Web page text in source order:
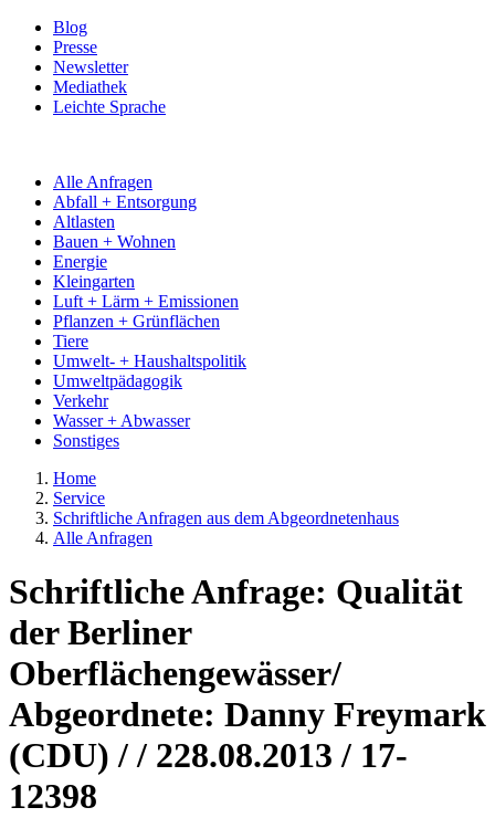
Blog
Presse
Newsletter
Mediathek
Leichte Sprache
Alle Anfragen
Abfall + Entsorgung
Altlasten
Bauen + Wohnen
Energie
Kleingarten
Luft + Lärm + Emissionen
Pflanzen + Grünflächen
Tiere
Umwelt- + Haushaltspolitik
Umweltpädagogik
Verkehr
Wasser + Abwasser
Sonstiges
Home
Service
Schriftliche Anfragen aus dem Abgeordnetenhaus
Alle Anfragen
Schriftliche Anfrage: Qualität
der Berliner
Oberflächengewässer/
Abgeordnete: Danny Freymark
(CDU) / / 228.08.2013 / 17-
12398